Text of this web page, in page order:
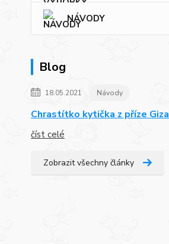
NÁVODY
Blog
18.05.2021 Návody
Chrastítko kytička z příze Giza
číst celé
Zobrazit všechny články